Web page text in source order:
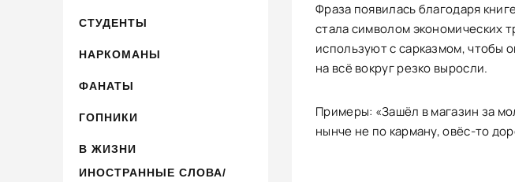
СТУДЕНТЫ
НАРКОМАНЫ
ФАНАТЫ
ГОПНИКИ
В ЖИЗНИ
ИНОСТРАННЫЕ СЛОВА/
Фраза появилась благодаря
стала символом экономических
используют с сарказмом, чтобы
на всё вокруг резко выросли.
Примеры: «Зашёл в магазин за
нынче не по карману, овёс-то